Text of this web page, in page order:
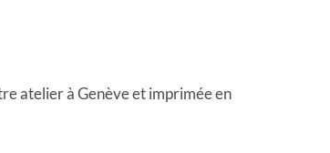
atelier à Genève et imprimée en